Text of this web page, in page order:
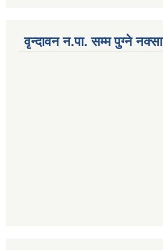
वृन्दावन न.पा. सम्म पुग्ने नक्सा